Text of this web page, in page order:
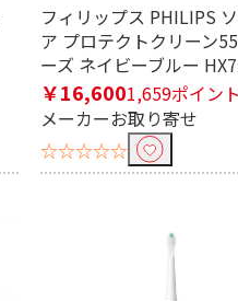
フィリップス PHILIPS
ア プロテクトクリーン
ーズ ネイビーブルー
￥16,6001,659ポイント
メーカーお取り寄せ
☆☆☆☆☆